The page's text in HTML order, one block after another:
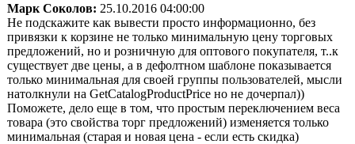
Марк Соколов: 25.10.2016 04:00:00
Не подскажите как вывести просто информационно, без
привязки к корзине не только минимальную цену торговых
предложений, но и розничную для оптового покупателя, т..к
существует две цены, а в дефолтном шаблоне показывается
только минимальная для своей группы пользователей, мысли
натолкнули на GetCatalogProductPrice но не дочерпал))
Поможете, дело еще в том, что простым переключением веса
товара (это свойства торг предложений) изменяется только
минимальная (старая и новая цена - если есть скидка)